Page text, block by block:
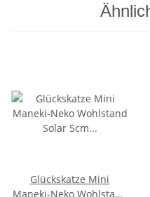
Glückskatze Mini
Maneki-Neko Wohlstand